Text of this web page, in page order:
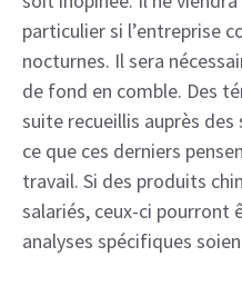
particulier si l’entreprise
nocturnes. Il sera
de fond en comble. Des
suite recueillis auprès
ce que ces derniers
travail. Si des produits
salariés, ceux-ci pourront
analyses spécifiques